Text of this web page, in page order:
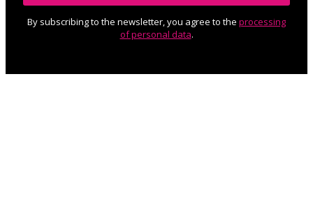
By subscribing to the newsletter, you agree to the processing
of personal data.